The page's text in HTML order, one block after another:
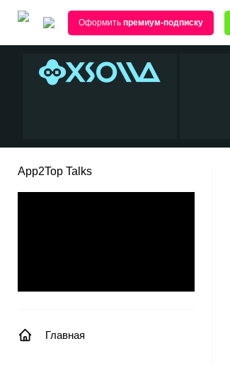
Оформить премиум-подписку
App2Top Talks
Главная